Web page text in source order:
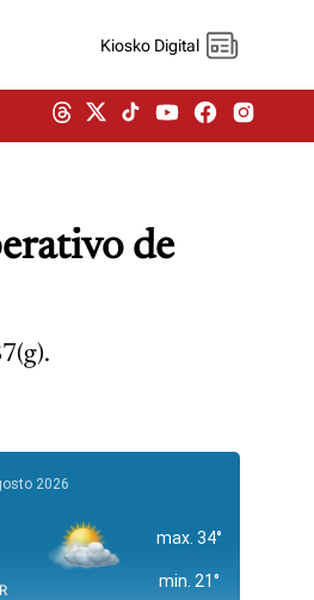
Kiosko Digital
de
2026
max. 34°
min. 21°